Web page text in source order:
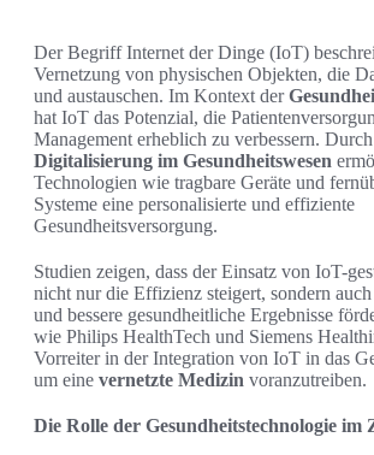
Der Begriff Internet der Dinge (IoT)
Vernetzung von physischen Objekten, die
und austauschen. Im Kontext der
hat IoT das Potenzial, die
Management erheblich zu verbessern.
Digitalisierung im Gesundheitswesen
Technologien wie tragbare Geräte und
Systeme eine personalisierte und effiziente
Gesundheitsversorgung.
Studien zeigen, dass der Einsatz von IoT-
nicht nur die Effizienz steigert, sondern
und bessere gesundheitliche Ergebnisse
wie Philips HealthTech und Siemens
Vorreiter in der Integration von IoT in das
um eine vernetzte Medizin voranzutreiben.
Die Rolle der Gesundheitstechnologie im